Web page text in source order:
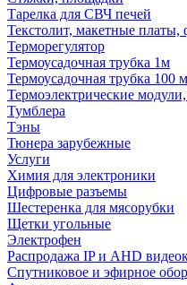
Тарелка для СВЧ печей
Текстолит, макетные
Терморегулятор
Термоусадочная трубка 1м
Термоусадочная трубка 100
Термоэлектрические
Тумблера
Тэны
Тюнера зарубежные
Услуги
Химия для электроники
Цифровые разъемы
Шестеренка для мясорубки
Щетки угольные
Электрофен
Распродажа IP и AHD
Спутниковое и эфирное